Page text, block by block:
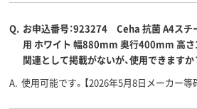
Q. お申込番号：923274 Ceha 抗菌 A4スチ
用 ホワイト 幅880mm 奥行400mm 高さ
関連として掲載がないが、使用できますか
A. 使用可能です。【2026年5月8日メーカー等